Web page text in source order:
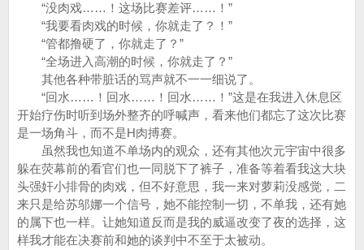
“没肉戏……！这场比赛差评……！”
“我要看肉戏的时候，你就走了？！”
“管都撸硬了，你就走了？”
“全场进入高潮的时候，你就走了？”
其他各种带脏话的骂声就不一一细说了。
“回水……！回水……！回水……！”这是在我进入休息区
开始疗伤时听到场外整齐的呼喊声，看来他们都忘了这次比赛
是一场角斗，而不是H肉搏赛。
虽然我也知道不单场内的观众，还有其他次元宇宙中很多
躲在荧幕前的看官们也一同脱下了裤子，准备等着看我这大块
头强奸小排骨的肉戏，但不好意思，我一来对萝莉没感觉，二
来只是给苏邬娜一个信号，她不能控制一切，不单我，还有她
的属下也一样。让她知道反而是我的威逼改变了夜的选择，这
样我才能在决赛前和她的谈判中不至于太被动。